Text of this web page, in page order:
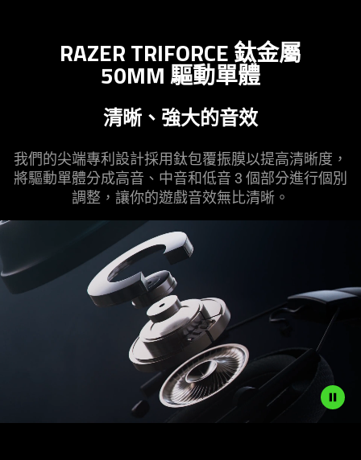
RAZER TRIFORCE 鈦金屬
50MM 驅動單體
清晰、強大的音效
我們的尖端專利設計採用鈦包覆振膜以提高清晰度，
將驅動單體分成高音、中音和低音 3 個部分進行個別
調整，讓你的遊戲音效無比清晰。